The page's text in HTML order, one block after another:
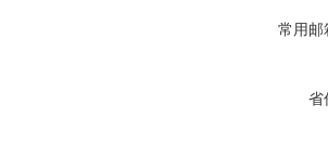
常用邮
省